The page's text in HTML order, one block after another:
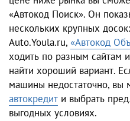
«Автокод Поиск». Он
нескольких крупных
Auto.Youla.ru, «Автокод
ходить по разным сайтам
найти хороший вариант.
машины недостаточно, вы
автокредит и выбрать
выгодных условиях.